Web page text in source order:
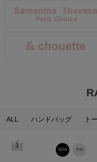
ALL ハンドバッグ ト
1
予約
NEW